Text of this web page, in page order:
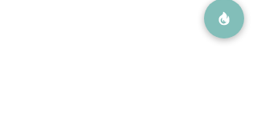
Via Garibaldi 15 e 13, Buccinasco